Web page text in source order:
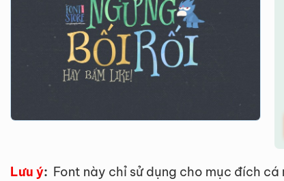
Lưu ý: Font này chỉ sử dụng cho mục đích